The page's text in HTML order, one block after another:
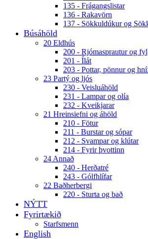
135 - Frágangslistar
136 - Rakavörn
137 - Sökkuldúkur og
Búsáhöld
20 Eldhús
200 - Rjómasprautur og
201 - Ílát
203 - Pottar, pönnur og
23 Partý og ljós
230 - Veisluáhöld
231 - Lampar og olía
232 - Kveikjarar
21 Hreinsiefni og áhöld
210 - Fötur
211 - Burstar og sópar
212 - Svampar og klútar
214 - Fyrir þvottinn
24 Annað
240 - Herðatré
243 - Gólfhlífar
22 Baðherbergi
220 - Sturta og bað
NÝTT
Fyrirtækið
Starfsmenn
English